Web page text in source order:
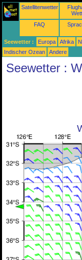
Satellitenwetter
FAQ
Seewetter : Europa Afrika
Indischer Ozean
Andere
Seewetter :